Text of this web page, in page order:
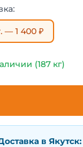
— 1 400 ₽
(187 кг)
в Якутск: